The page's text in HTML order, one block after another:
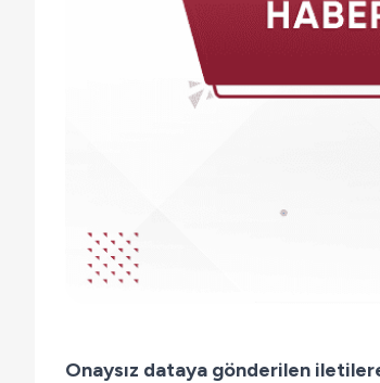
Onaysız dataya gönderilen